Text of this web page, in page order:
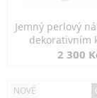
Jemný perlový
dekorativním
2 300
NOVÉ